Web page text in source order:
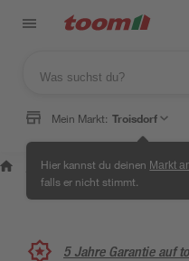
Mein Markt: Troisdorf
Hier kannst du deinen Markt
falls er nicht stimmt.
Wissen &
Service
/
Ratgeber
5 Jahre Garantie auf